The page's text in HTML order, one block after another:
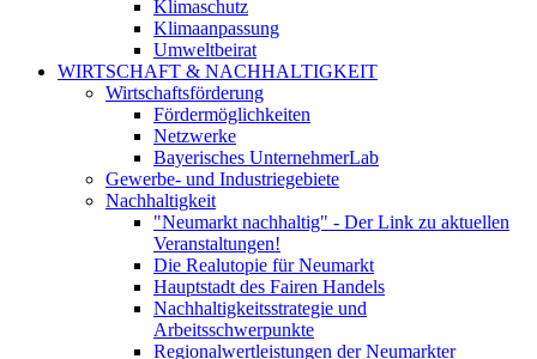
Klimaschutz
Klimaanpassung
Umweltbeirat
WIRTSCHAFT & NACHHALTIGKEIT
Wirtschaftsförderung
Fördermöglichkeiten
Netzwerke
Bayerisches UnternehmerLab
Gewerbe- und Industriegebiete
Nachhaltigkeit
"Neumarkt nachhaltig" - Der Link zu aktuellen
Veranstaltungen!
Die Realutopie für Neumarkt
Hauptstadt des Fairen Handels
Nachhaltigkeitsstrategie und
Arbeitsschwerpunkte
Regionalwertleistungen der Neumarkter